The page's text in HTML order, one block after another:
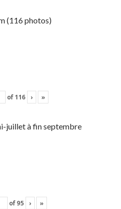
(116 photos)
of 116 › »
juillet à fin septembre
of95 › »